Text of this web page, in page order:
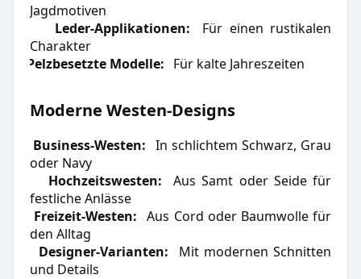
Jagdmotiven
Leder-Applikationen:
Für einen rustikalen
Charakter
Pelzbesetzte Modelle: Für kalte Jahreszeiten
Moderne Westen-Designs
Business-Westen: In schlichtem Schwarz, Grau
oder Navy
Hochzeitswesten:
Aus Samt oder Seide für
festliche Anlässe
Freizeit-Westen: Aus Cord oder Baumwolle für
den Alltag
Designer-Varianten:
Mit modernen Schnitten
und Details